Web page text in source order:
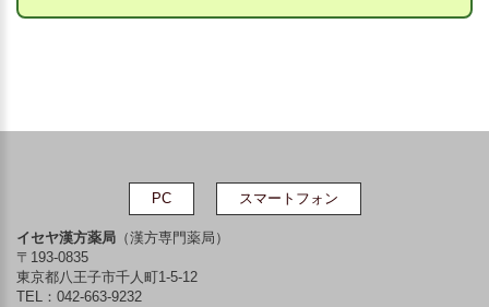
PC スマートフォン
イセヤ漢方薬局 （漢方専門薬局）
〒193-0835
東京都八王子市千人町1-5-12
TEL：042-663-9232